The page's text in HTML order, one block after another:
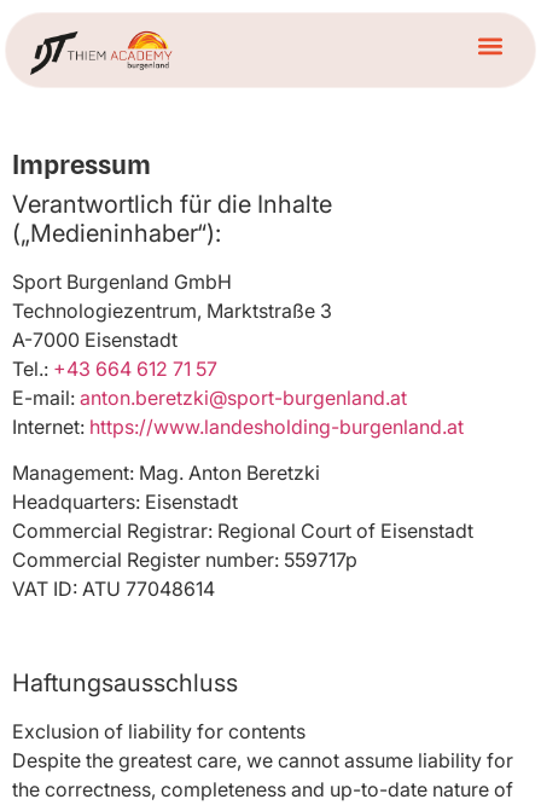
Impressum
Verantwortlich für die Inhalte
(„Medieninhaber“):
Sport Burgenland GmbH
Technologiezentrum, Marktstraße 3
A-7000 Eisenstadt
Tel.: +43 664 612 71 57
E-mail: anton.beretzki@sport-burgenland.at
Internet: https://www.landesholding-burgenland.at
Management: Mag. Anton Beretzki
Headquarters: Eisenstadt
Commercial Registrar: Regional Court of Eisenstadt
Commercial Register number: 559717p
VAT ID: ATU 77048614
Haftungsausschluss
Exclusion of liability for contents
Despite the greatest care, we cannot assume liability for
the correctness, completeness and up-to-date nature of